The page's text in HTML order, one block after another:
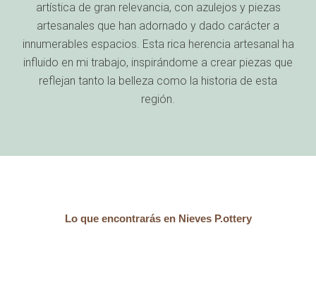
artística de gran relevancia, con azulejos y piezas
artesanales que han adornado y dado carácter a
innumerables espacios. Esta rica herencia artesanal ha
influido en mi trabajo, inspirándome a crear piezas que
reflejan tanto la belleza como la historia de esta
región.
Lo que encontrarás en Nieves P.ottery